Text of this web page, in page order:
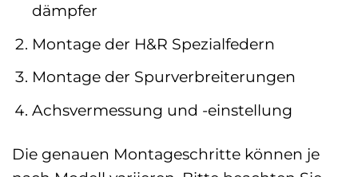
dämpfer
Montage der H&R Spezialfedern
Montage der Spurverbreiterungen
Achsvermessung und -einstellung
Die genauen Montageschritte können je